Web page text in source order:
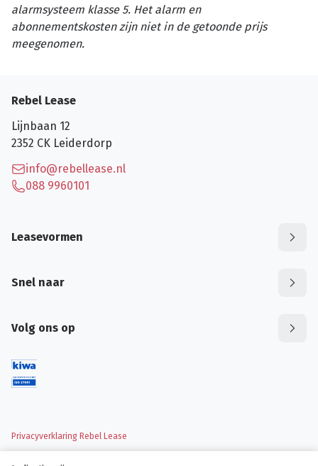
alarmsysteem klasse 5. Het alarm en
abonnementskosten zijn niet in de getoonde prijs
meegenomen.
Rebel Lease
Lijnbaan 12
2352 CK Leiderdorp
info@rebellease.nl
088 9960101
Leasevormen
Snel naar
Volg ons op
Privacyverklaring Rebel Lease